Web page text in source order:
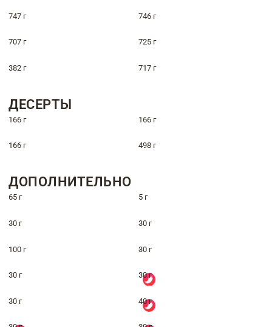
747 г 746 г
707 г 725 г
382 г 717 г
ДЕСЕРТЫ
166 г 166 г
166 г 498 г
ДОПОЛНИТЕЛЬНО
65 г 5 г
30 г 30 г
100 г 30 г
30 г 30 г
30 г 40 г